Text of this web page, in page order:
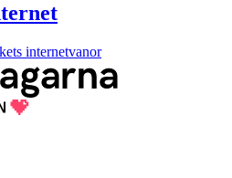
internetvanor